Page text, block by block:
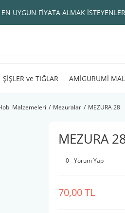
UYGUN FİYATA ALMAK
ŞİŞLER ve TIĞLAR AMİGURUMİ
Malzemeleri Mezuralar MEZURA 28
MEZURA
0 - Yorum Yap
70,00 TL